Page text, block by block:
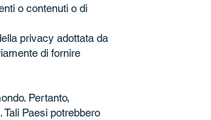
o contenuti o di
privacy adottata da
di fornire
Pertanto,
Paesi potrebbero